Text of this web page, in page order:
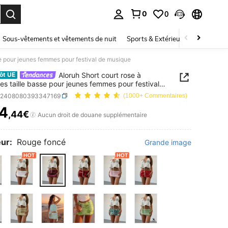
0 0
Sous-vêtements et vêtements de nuit Sports & Extérieur Enfants
jeunes femmes pour festival de musique
UE
Aloruh Short court rose à
taille basse pour jeunes femmes pour festival
(1000+ Commentaires)
AND AVAILABILITY
,44€ Aucun droit de douane supplémentaire
Rouge foncé Grande image